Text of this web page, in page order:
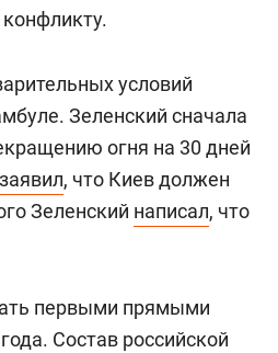
условий
Зеленский сначала
огня на 30 дней
заявил, что Киев должен
Зеленский написал, что
первыми прямыми
Состав российской